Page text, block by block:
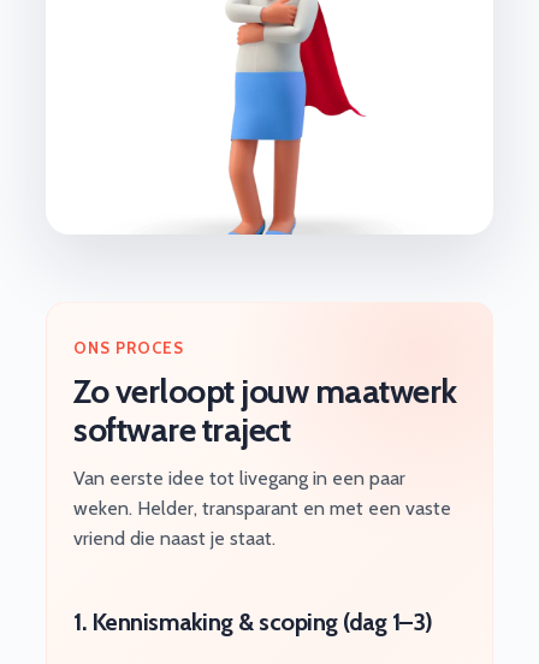
ONS PROCES
Zo verloopt jouw maatwerk
software traject
Van eerste idee tot livegang in een paar
weken. Helder, transparant en met een vaste
vriend die naast je staat.
1. Kennismaking & scoping (dag 1–3)